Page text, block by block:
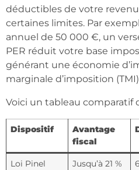
déductibles de votre
certaines limites. Par
annuel de 50 000 €, un
PER réduit votre base
générant une économie
marginale d’imposition
Voici un tableau comparatif
Dispositif
Avantage
fiscal
Loi Pinel
Jusqu’à 21 %